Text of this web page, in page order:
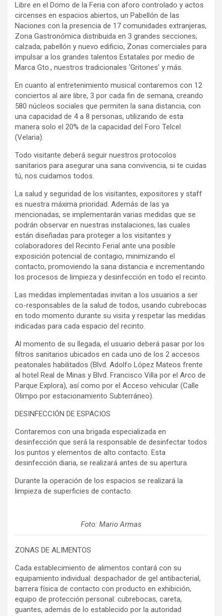
Libre en el Domo de la Feria con aforo controlado y actos
circenses en espacios abiertos, un Pabellón de las
Naciones con la presencia de 17 comunidades extranjeras,
Zona Gastronómica distribuida en 3 grandes secciones;
calzada, pabellón y nuevo edificio, Zonas comerciales para
impulsar a los grandes talentos Estatales por medio de
Marca Gto., nuestros tradicionales ‘Gritones’ y más.
En cuanto al entretenimiento musical contaremos con 12
conciertos al aire libre, 3 por cada fin de semana, creando
580 núcleos sociales que permiten la sana distancia, con
una capacidad de 4 a 8 personas, utilizando de esta
manera solo el 20% de la capacidad del Foro Telcel
(Velaria).
Todo visitante deberá seguir nuestros protocolos
sanitarios para asegurar una sana convivencia, si te cuidas
tú, nos cuidamos todos.
La salud y seguridad de los visitantes, expositores y staff
es nuestra máxima prioridad. Además de las ya
mencionadas, se implementarán varias medidas que se
podrán observar en nuestras instalaciones, las cuales
están diseñadas para proteger a los visitantes y
colaboradores del Recinto Ferial ante una posible
exposición potencial de contagio, minimizando el
contacto, promoviendo la sana distancia e incrementando
los procesos de limpieza y desinfección en todo el recinto.
Las medidas implementadas invitan a los usuarios a ser
co-responsables de la salud de todos, usando cubrebocas
en todo momento durante su visita y respetar las medidas
indicadas para cada espacio del recinto.
Al momento de su llegada, el usuario deberá pasar por los
filtros sanitarios ubicados en cada uno de los 2 accesos
peatonales habilitados (Blvd. Adolfo López Mateos frente
al hotel Real de Minas y Blvd. Francisco Villa por el Arco de
Parque Explora), así como por el Acceso vehicular (Calle
Olimpo por estacionamiento Subterráneo).
DESINFECCIÓN DE ESPACIOS
Contaremos con una brigada especializada en
desinfección que será la responsable de desinfectar todos
los puntos y elementos de alto contacto. Esta
desinfección diaria, se realizará antes de su apertura.
Durante la operación de los espacios se realizará la
limpieza de superficies de contacto.
Foto: Mario Armas
ZONAS DE ALIMENTOS
Cada establecimiento de alimentos contará con su
equipamiento individual: despachador de gel antibacterial,
barrera física de contacto con producto en exhibición,
equipo de protección personal: cubrebocas, careta,
guantes, además de lo establecido por la autoridad